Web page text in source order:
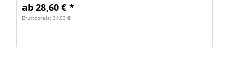
ab 28,60 € *
Bruttopreis: 34,03 €